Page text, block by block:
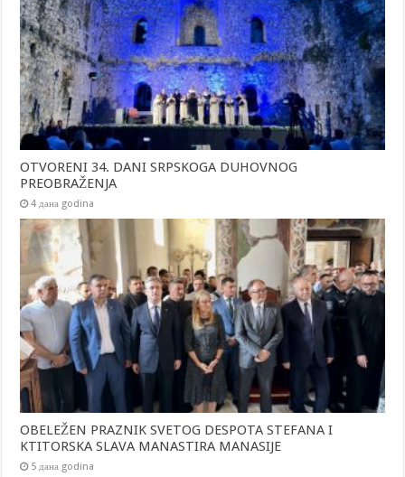
OTVORENI 34. DANI SRPSKOGA DUHOVNOG
PREOBRAŽENJA
4 дана godina
OBELEŽEN PRAZNIK SVETOG DESPOTA STEFANA I
KTITORSKA SLAVA MANASTIRA MANASIJE
5 дана godina